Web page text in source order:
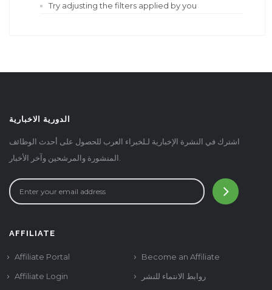
Try adjusting the filters applied by you
الدورية الاخبارية
اشترك في النشرة الإخبارية لـلخبراء العرب للحصول على أحدث الوظائف
المنشورة والمرشحين وآخر الأخبار.
AFFILIATE
Affiliate Portal
Become an Affiliate
Affiliate Login
روابط الانتماء للنشر